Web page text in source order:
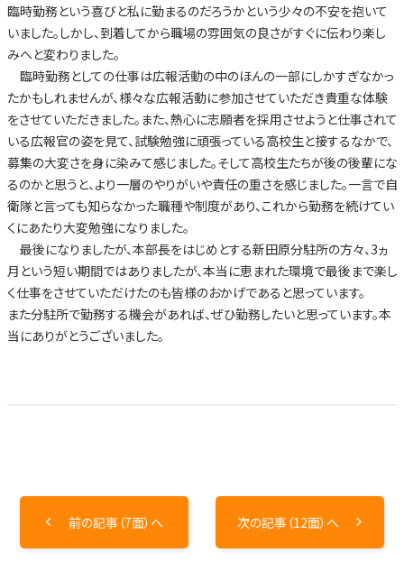
臨時勤務という喜びと私に勤まるのだろうかという少々の不安を抱いて
いました。しかし、到着してから職場の雰囲気の良さがすぐに伝わり楽し
みへと変わりました。
臨時勤務としての仕事は広報活動の中のほんの一部にしかすぎなかっ
たかもしれませんが、様々な広報活動に参加させていただき貴重な体験
をさせていただきました。また、熱心に志願者を採用させようと仕事されて
いる広報官の姿を見て、試験勉強に頑張っている高校生と接するなかで、
募集の大変さを身に染みて感じました。そして高校生たちが後の後輩にな
るのかと思うと、より一層のやりがいや責任の重さを感じました。一言で自
衛隊と言っても知らなかった職種や制度があり、これから勤務を続けてい
くにあたり大変勉強になりました。
最後になりましたが、本部長をはじめとする新田原分駐所の方々、3ヵ
月という短い期間ではありましたが、本当に恵まれた環境で最後まで楽し
く仕事をさせていただけたのも皆様のおかげであると思っています。
また分駐所で勤務する機会があれば、ぜひ勤務したいと思っています。本
当にありがとうございました。
前の記事（7面）へ 次の記事（12面）へ